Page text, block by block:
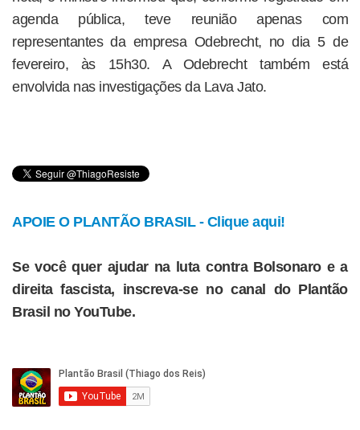
agenda pública, teve reunião apenas com
representantes da empresa Odebrecht, no dia 5 de
fevereiro, às 15h30. A Odebrecht também está
envolvida nas investigações da Lava Jato.
APOIE O PLANTÃO BRASIL - Clique aqui!
Se você quer ajudar na luta contra Bolsonaro e a
direita fascista, inscreva-se no canal do Plantão
Brasil no YouTube.